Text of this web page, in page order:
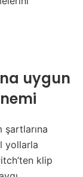
uygun
şartlarına
yollarla
klip